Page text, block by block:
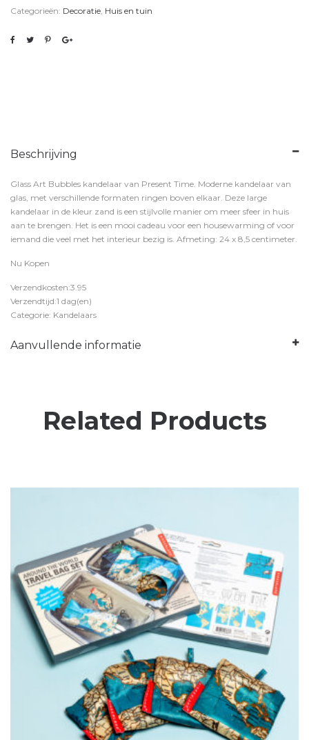
Categorieën: Decoratie, Huis en tuin
Beschrijving
Glass Art Bubbles kandelaar van Present Time. Moderne kandelaar van
glas, met verschillende formaten ringen boven elkaar. Deze large
kandelaar in de kleur zand is een stijlvolle manier om meer sfeer in huis
aan te brengen. Het is een mooi cadeau voor een housewarming of voor
iemand die veel met het interieur bezig is. Afmeting: 24 x 8,5 centimeter.
Nu Kopen
Verzendkosten:3.95
Verzendtijd:1 dag(en)
Categorie: Kandelaars
Aanvullende informatie
Related Products